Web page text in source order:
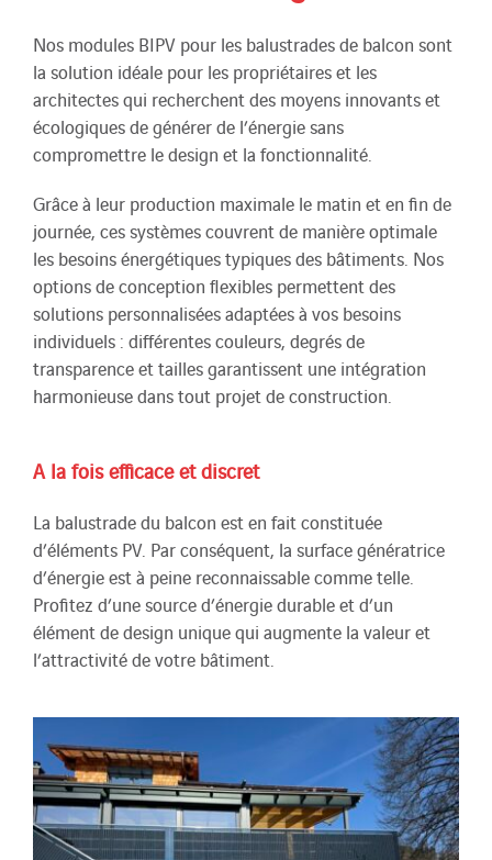
Nos modules BIPV pour les balustrades de balcon sont
la solution idéale pour les propriétaires et les
architectes qui recherchent des moyens innovants et
écologiques de générer de l’énergie sans
compromettre le design et la fonctionnalité.
Grâce à leur production maximale le matin et en fin de
journée, ces systèmes couvrent de manière optimale
les besoins énergétiques typiques des bâtiments. Nos
options de conception flexibles permettent des
solutions personnalisées adaptées à vos besoins
individuels : différentes couleurs, degrés de
transparence et tailles garantissent une intégration
harmonieuse dans tout projet de construction.
A la fois efficace et discret
La balustrade du balcon est en fait constituée
d’éléments PV. Par conséquent, la surface génératrice
d’énergie est à peine reconnaissable comme telle.
Profitez d’une source d’énergie durable et d’un
élément de design unique qui augmente la valeur et
l’attractivité de votre bâtiment.